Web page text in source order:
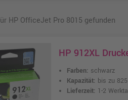
HP OfficeJet Pro 8015 gefunden
HP 912XL
Farben: schwarz
Kapazität: bis zu
Lieferzeit: 1-2